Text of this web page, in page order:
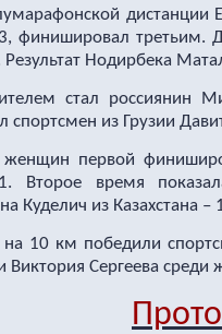
дистанции
финишировал третьим.
Нодирбека
стал россиянин
спортсмен из Грузии
первой
Второе время
Куделич из Казахстана –
на 10 км победили
Виктория Сергеева